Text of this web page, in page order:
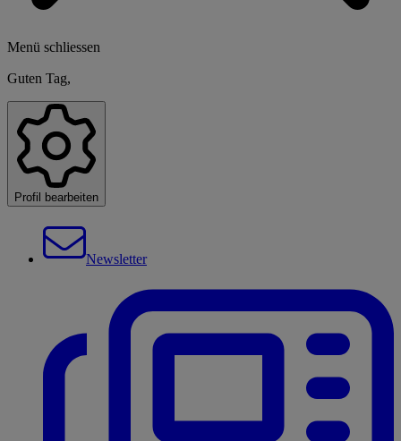
Menü schliessen
Guten Tag,
Profil bearbeiten
Newsletter